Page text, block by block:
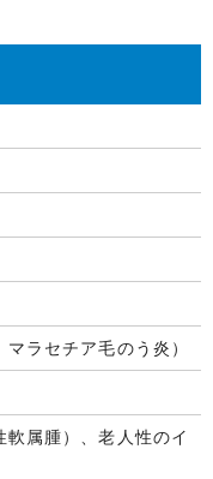
ラセチア毛のう炎）
属腫）、老人性のイ